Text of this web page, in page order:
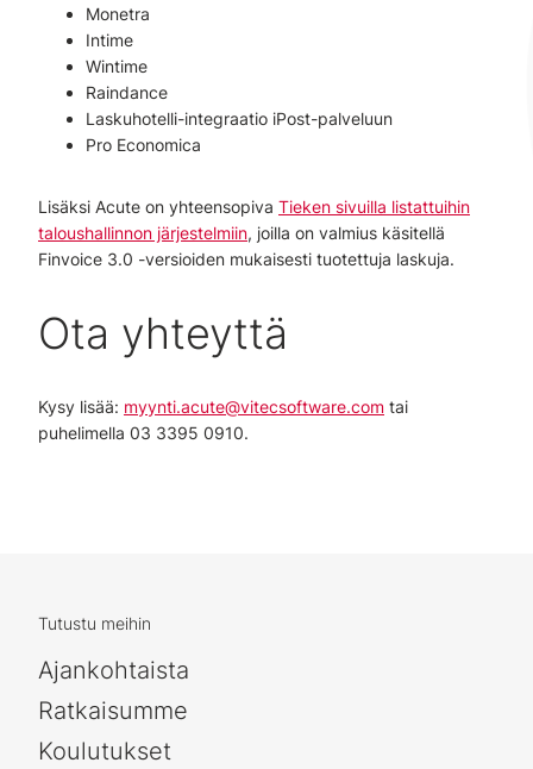
Monetra
Intime
Wintime
Raindance
Laskuhotelli-integraatio iPost-palveluun
Pro Economica
Lisäksi Acute on yhteensopiva Tieken sivuilla listattuihin
taloushallinnon järjestelmiin, joilla on valmius käsitellä
Finvoice 3.0 -versioiden mukaisesti tuotettuja laskuja.
Ota yhteyttä
Kysy lisää: myynti.acute@vitecsoftware.com tai
puhelimella 03 3395 0910.
Tutustu meihin
Ajankohtaista
Ratkaisumme
Koulutukset